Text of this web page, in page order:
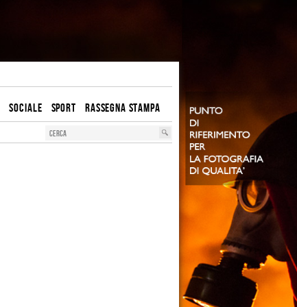
SOCIALE SPORT RASSEGNA STAMPA